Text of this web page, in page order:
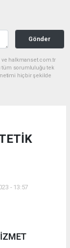
Gönder
ve halkmanset.com.tr
tüm sorumluluğu tek
hiçbir şekilde
- 13:57